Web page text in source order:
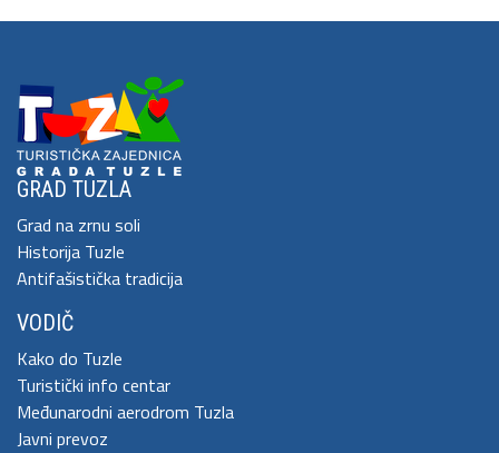
GRAD TUZLA
Grad na zrnu soli
Historija Tuzle
Antifašistička tradicija
VODIČ
Kako do Tuzle
Turistički info centar
Međunarodni aerodrom Tuzla
Javni prevoz